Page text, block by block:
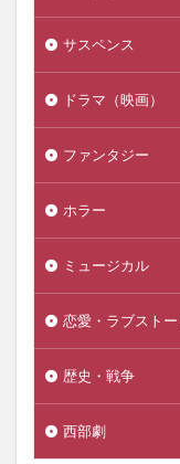
サスペンス
ドラマ（映画）
ファンタジー
ホラー
ミュージカル
恋愛・ラブスト
歴史・戦争
西部劇